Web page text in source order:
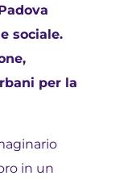
sociale.
per la
in un